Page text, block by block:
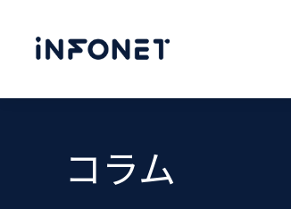
コラム